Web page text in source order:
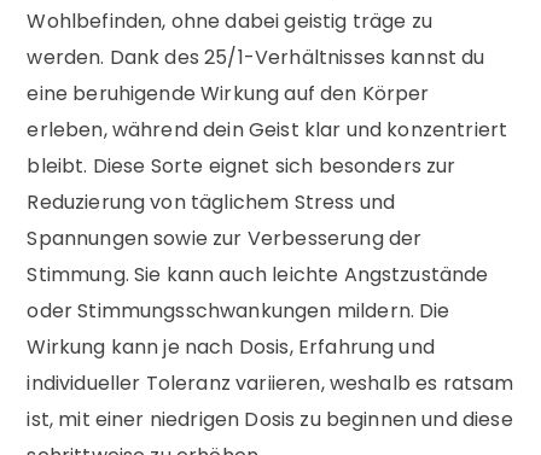
Wohlbefinden, ohne dabei geistig träge zu
werden. Dank des 25/1-Verhältnisses kannst du
eine beruhigende Wirkung auf den Körper
erleben, während dein Geist klar und konzentriert
bleibt. Diese Sorte eignet sich besonders zur
Reduzierung von täglichem Stress und
Spannungen sowie zur Verbesserung der
Stimmung. Sie kann auch leichte Angstzustände
oder Stimmungsschwankungen mildern. Die
Wirkung kann je nach Dosis, Erfahrung und
individueller Toleranz variieren, weshalb es ratsam
ist, mit einer niedrigen Dosis zu beginnen und diese